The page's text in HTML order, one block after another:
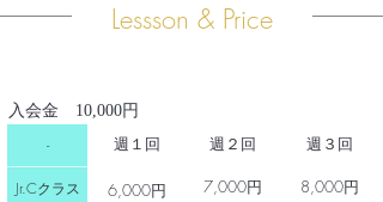
Lessson & Price
​入会金 10,000円
-
Jr.Cクラス
​週１回
6,000円
​週２回
7,000​円 8,000​円
​週３回